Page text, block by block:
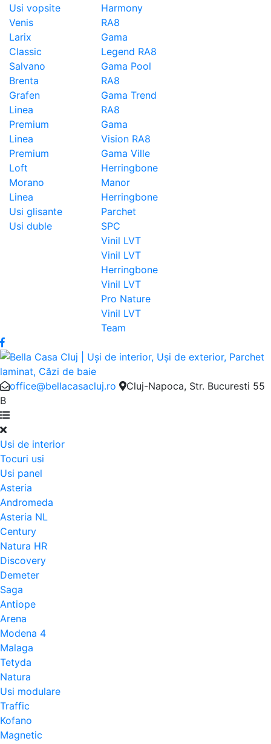
Usi vopsite
Venis
Larix
Classic
Salvano
Brenta
Grafen
Linea
Premium
Linea
Premium
Loft
Morano
Linea
Usi glisante
Usi duble
Harmony
RA8
Gama
Legend RA8
Gama Pool
RA8
Gama Trend
RA8
Gama
Vision RA8
Gama Ville
Herringbone
Manor
Herringbone
Parchet
SPC
Vinil LVT
Vinil LVT
Herringbone
Vinil LVT
Pro Nature
Vinil LVT
Team
office@bellacasacluj.ro
Cluj-Napoca, Str. Bucuresti 55
B
Usi de interior
Tocuri usi
Usi panel
Asteria
Andromeda
Asteria NL
Century
Natura HR
Discovery
Demeter
Saga
Antiope
Arena
Modena 4
Malaga
Tetyda
Natura
Usi modulare
Traffic
Kofano
Magnetic